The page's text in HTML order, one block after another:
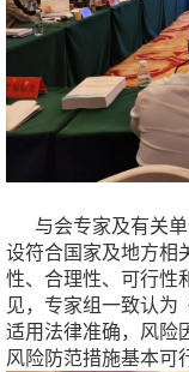
与会专家及有关单
设符合国家及地方相
性、合理性、可行性
见，专家组一致认为
适用法律准确，风险
风险防范措施基本可